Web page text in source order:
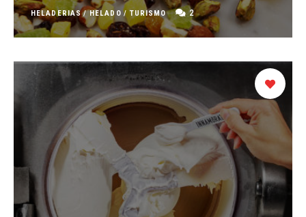
HELADERIAS/HELADO / TURISMO 2